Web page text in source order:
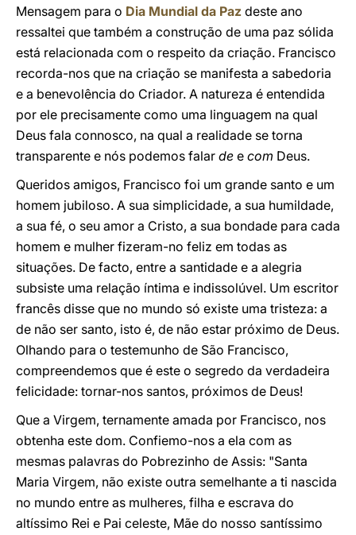
Mensagem para o Dia Mundial da Paz deste ano
ressaltei que também a construção de uma paz sólida
está relacionada com o respeito da criação. Francisco
recorda-nos que na criação se manifesta a sabedoria
e a benevolência do Criador. A natureza é entendida
por ele precisamente como uma linguagem na qual
Deus fala connosco, na qual a realidade se torna
transparente e nós podemos falar de e com Deus.
Queridos amigos, Francisco foi um grande santo e um
homem jubiloso. A sua simplicidade, a sua humildade,
a sua fé, o seu amor a Cristo, a sua bondade para cada
homem e mulher fizeram-no feliz em todas as
situações. De facto, entre a santidade e a alegria
subsiste uma relação íntima e indissolúvel. Um escritor
francês disse que no mundo só existe uma tristeza: a
de não ser santo, isto é, de não estar próximo de Deus.
Olhando para o testemunho de São Francisco,
compreendemos que é este o segredo da verdadeira
felicidade: tornar-nos santos, próximos de Deus!
Que a Virgem, ternamente amada por Francisco, nos
obtenha este dom. Confiemo-nos a ela com as
mesmas palavras do Pobrezinho de Assis: "Santa
Maria Virgem, não existe outra semelhante a ti nascida
no mundo entre as mulheres, filha e escrava do
altíssimo Rei e Pai celeste, Mãe do nosso santíssimo